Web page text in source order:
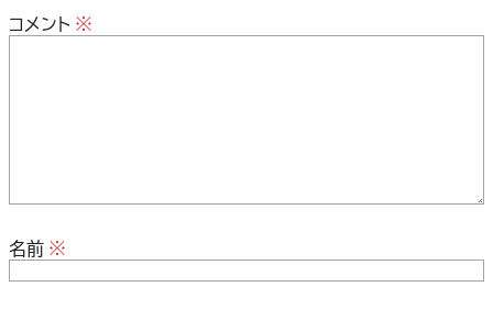
コメント ※
名前 ※